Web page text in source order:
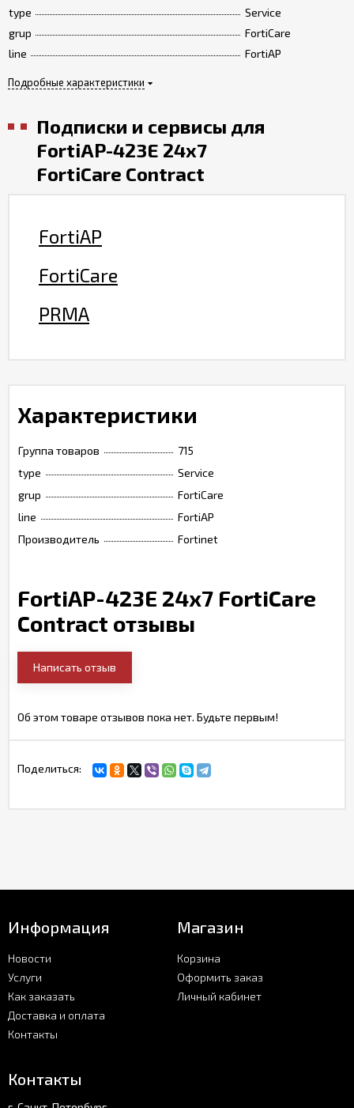
type
Service
grup
FortiCare
line
FortiAP
Подробные характеристики
Подписки и сервисы для
FortiAP-423E 24x7
FortiCare Contract
FortiAP
FortiCare
PRMA
Характеристики
Группа товаров
715
type
Service
grup
FortiCare
line
FortiAP
Производитель
Fortinet
FortiAP-423E 24x7 FortiCare
Contract отзывы
Написать отзыв
Об этом товаре отзывов пока нет. Будьте первым!
Поделиться:
Информация
Новости
Услуги
Как заказать
Доставка и оплата
Контакты
Магазин
Корзина
Оформить заказ
Личный кабинет
Контакты